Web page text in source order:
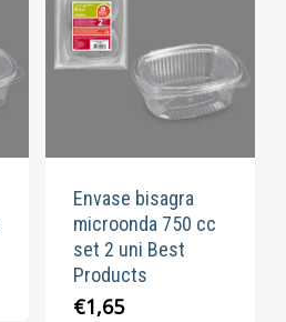
Envase bisagra
microonda 750 cc
set 2 uni Best
Products
€1,65